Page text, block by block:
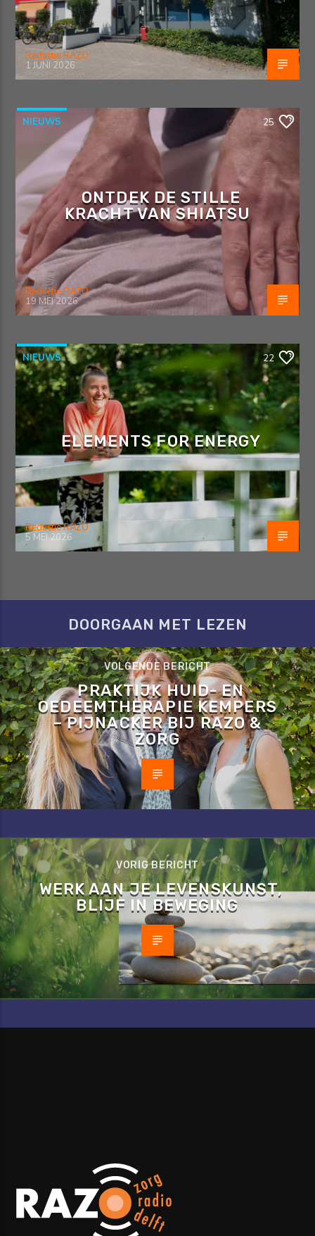
Redactie RAZO
1 JUNI 2026
NIEUWS 25
ONTDEK DE STILLE
KRACHT VAN SHIATSU
Redactie RAZO
19 MEI 2026
NIEUWS 22
ELEMENTS FOR ENERGY
Redactie RAZO
5 MEI 2026
DOORGAAN MET LEZEN
VOLGENDE BERICHT
PRAKTIJK HUID- EN
OEDEEMTHERAPIE KEMPERS
– PIJNACKER BIJ RAZO &
ZORG
VORIG BERICHT
WERK AAN JE LEVENSKUNST,
BLIJF IN BEWEGING